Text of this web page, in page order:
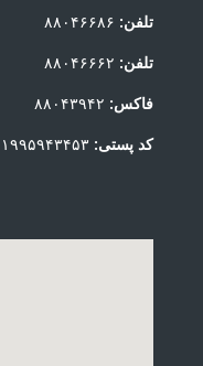
تلفن: ۸۸۰۴۶۶۸۶
تلفن: ۸۸۰۴۶۶۶۲
فاکس: ۸۸۰۴۳۹۴۲
کد پستی: ۱۹۹۵۹۴۳۴۵۳